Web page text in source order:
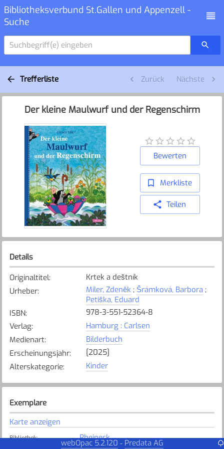
Bibliotheksverbund St.Gallen und Appenzell -
Suche
Suchbegriff(e) eingeben
Trefferliste Zurück Nächste
Der kleine Maulwurf und der Regenschirm
Bewerten
Merkliste
Teilen
Details
Originaltitel:
Krtek a deštník
Urheber: Miler, Zdeněk ; Šrámková, Barbora ;
Petiška, Eduard
ISBN:
978-3-551-52364-8
Verlag:
Hamburg : Carlsen
Medienart:
Bilderbuch
Erscheinungsjahr:
[2025]
Alterskategorie: Kinder
Exemplare
Karte anzeigen
Bibliothek: Rheineck
webOpac 5.2.120 - Predata AG